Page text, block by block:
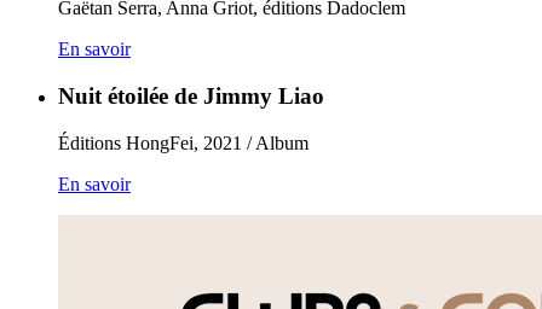
Gaëtan Serra, Anna Griot, éditions Dadoclem
En savoir
Nuit étoilée de Jimmy Liao
Éditions HongFei, 2021 / Album
En savoir